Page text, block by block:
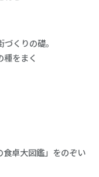
くりの礎。
をまく
食卓大図鑑」をのぞい